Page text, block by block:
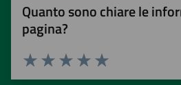
Quanto sono chiare le
pagina?
Valuta 5 stelle su
Valuta 4 stelle su 5
Valuta 3 stelle su 5
Valuta 2 stelle su 5
Valuta 1 stelle su 5